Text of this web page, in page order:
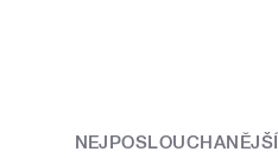
NEJPOSLOUCHANĚJŠÍ